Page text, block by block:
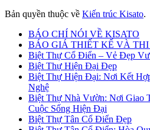
Bản quyền thuộc về Kiến trúc Kisato.
BÁO CHÍ NÓI VỀ KISATO
BÁO GIÁ THIẾT KẾ VÀ THI
Biệt Thự Cổ Điển – Vẻ Đẹp
Biệt Thự Hiện Đại Đẹp
Biệt Thự Hiện Đại: Nơi Kết
Nghệ
Biệt Thự Nhà Vườn: Nơi Giao
Cuộc Sống Hiện Đại
Biệt Thự Tân Cổ Điển Đẹp